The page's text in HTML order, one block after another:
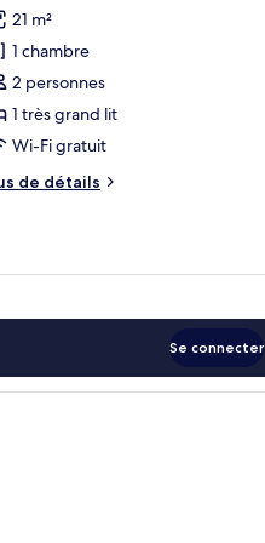
:
21 m²
1 chambre
2 personnes
1 très grand lit
Wi-Fi gratuit
de détails
Se connecter